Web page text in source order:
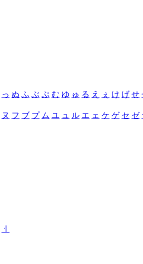
っ ぬ ふ ぶ ぷ む ゆ ゅ る え ぇ け げ せ
ヌ フ ブ プ ム ユ ュ ル エ ェ ケ ゲ セ ゼ
ㆎ